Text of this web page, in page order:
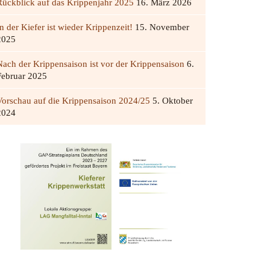
auf das Krippenjahr 2025 16. März 2026
der Kiefer ist wieder Krippenzeit! 15. November
der Krippensaison ist vor der Krippensaison 6.
2025
auf die Krippensaison 2024/25 5. Oktober